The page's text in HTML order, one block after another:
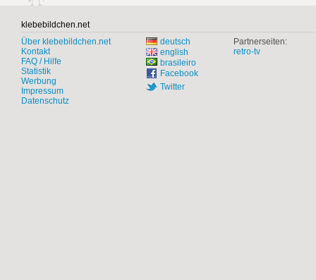
klebebildchen.net
Über klebebildchen.net
Kontakt
FAQ / Hilfe
Statistik
Werbung
Impressum
Datenschutz
deutsch
english
brasileiro
Facebook
Twitter
Partnerseiten:
retro-tv